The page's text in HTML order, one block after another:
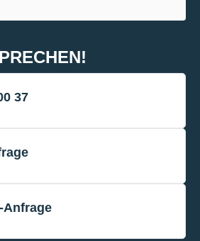
37
Anfrage